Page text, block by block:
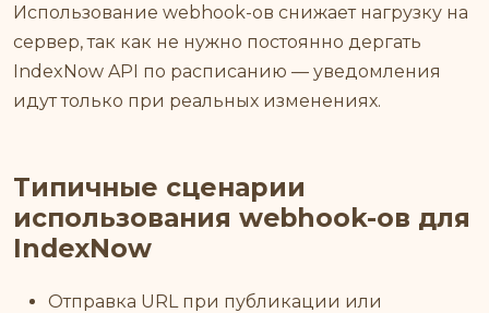
Использование webhook-ов снижает нагрузку на
сервер, так как не нужно постоянно дергать
IndexNow API по расписанию — уведомления
идут только при реальных изменениях.
Типичные сценарии
использования webhook-ов для
IndexNow
Отправка URL при публикации или